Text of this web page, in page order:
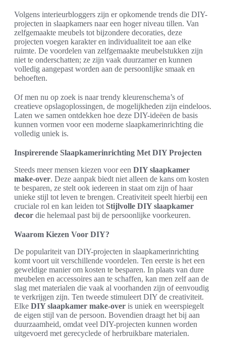
Volgens interieurbloggers zijn er opkomende trends die DIY-
projecten in slaapkamers naar een hoger niveau tillen. Van
zelfgemaakte meubels tot bijzondere decoraties, deze
projecten voegen karakter en individualiteit toe aan elke
ruimte. De voordelen van zelfgemaakte meubelstukken zijn
niet te onderschatten; ze zijn vaak duurzamer en kunnen
volledig aangepast worden aan de persoonlijke smaak en
behoeften.
Of men nu op zoek is naar trendy kleurenschema’s of
creatieve opslagoplossingen, de mogelijkheden zijn eindeloos.
Laten we samen ontdekken hoe deze DIY-ideëen de basis
kunnen vormen voor een moderne slaapkamerinrichting die
volledig uniek is.
Inspirerende Slaapkamerinrichting Met DIY Projecten
Steeds meer mensen kiezen voor een DIY slaapkamer
make-over. Deze aanpak biedt niet alleen de kans om kosten
te besparen, ze stelt ook iedereen in staat om zijn of haar
unieke stijl tot leven te brengen. Creativiteit speelt hierbij een
cruciale rol en kan leiden tot Stijlvolle DIY slaapkamer
decor die helemaal past bij de persoonlijke voorkeuren.
Waarom Kiezen Voor DIY?
De populariteit van DIY-projecten in slaapkamerinrichting
komt voort uit verschillende voordelen. Ten eerste is het een
geweldige manier om kosten te besparen. In plaats van dure
meubelen en accessoires aan te schaffen, kan men zelf aan de
slag met materialen die vaak al voorhanden zijn of eenvoudig
te verkrijgen zijn. Ten tweede stimuleert DIY de creativiteit.
Elke DIY slaapkamer make-over is uniek en weerspiegelt
de eigen stijl van de persoon. Bovendien draagt het bij aan
duurzaamheid, omdat veel DIY-projecten kunnen worden
uitgevoerd met gerecyclede of herbruikbare materialen.